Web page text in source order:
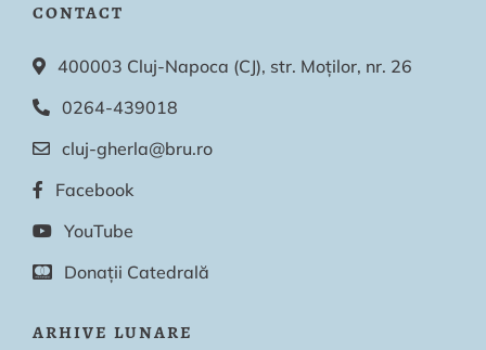
CONTACT
400003 Cluj-Napoca (CJ), str. Moților, nr. 26
0264-439018
cluj-gherla@bru.ro
Facebook
YouTube
Donații Catedrală
ARHIVE LUNARE